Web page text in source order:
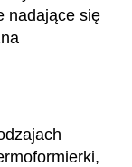
nadające się